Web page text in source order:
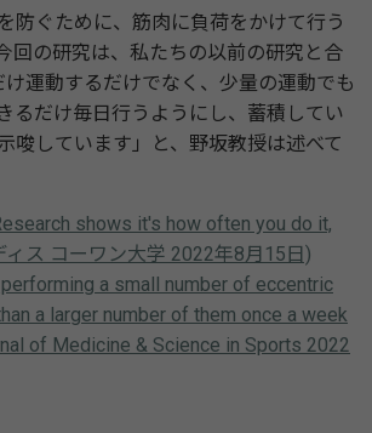
防ぐために、筋肉に負荷をかけて行う
回の研究は、私たちの以前の研究と合
運動するだけでなく、少量の運動でも
るだけ毎日行うようにし、蓄積してい
唆しています」と、野坂教授は述べて
shows it's how often you do it,
ィス コーワン大学 2022年8月15日)
a small number of eccentric
a larger number of them once a week
of Medicine & Science in Sports 2022